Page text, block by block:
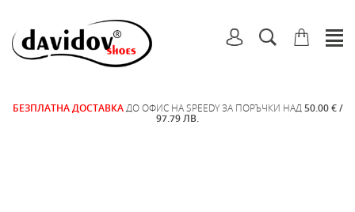
БЕЗПЛАТНА ДОСТАВКА ДО ОФИС НА SPEEDY ЗА ПОРЪЧКИ НАД 50.00 € /
97.79 ЛВ.